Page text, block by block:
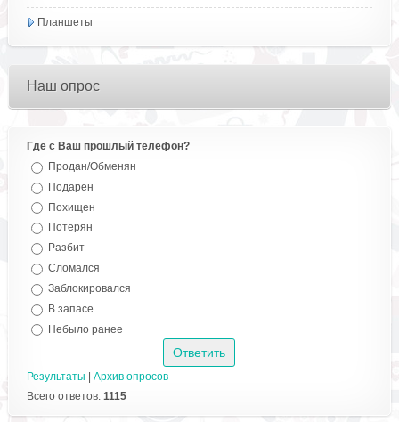
Планшеты
Наш опрос
Где с Ваш прошлый телефон?
Продан/Обменян
Подарен
Похищен
Потерян
Разбит
Сломался
Заблокировался
В запасе
Небыло ранее
Результаты
Архив опросов
Всего ответов: 1115